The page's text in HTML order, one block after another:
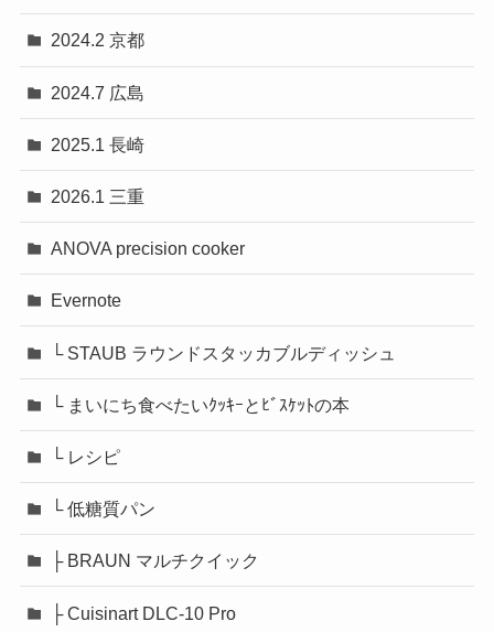
2024.2 京都
2024.7 広島
2025.1 長崎
2026.1 三重
ANOVA precision cooker
Evernote
└ STAUB ラウンドスタッカブルディッシュ
└ まいにち食べたいｸｯｷｰとﾋﾞｽｹｯﾄの本
└ レシピ
└ 低糖質パン
├ BRAUN マルチクイック
├ Cuisinart DLC-10 Pro